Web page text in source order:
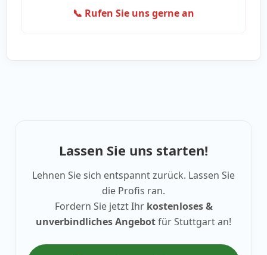
📞 Rufen Sie uns gerne an
Lassen Sie uns starten!
Lehnen Sie sich entspannt zurück. Lassen Sie
die Profis ran.
Fordern Sie jetzt Ihr kostenloses &
unverbindliches Angebotfür Stuttgart an!